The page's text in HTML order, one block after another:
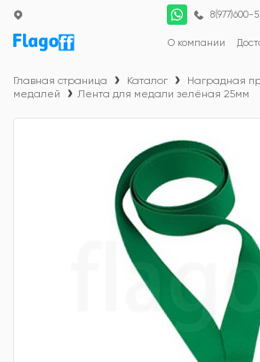
О компании
8(977)600-
Главная страница Каталог Наградная
медалей
Лента для медали зелёная 25мм